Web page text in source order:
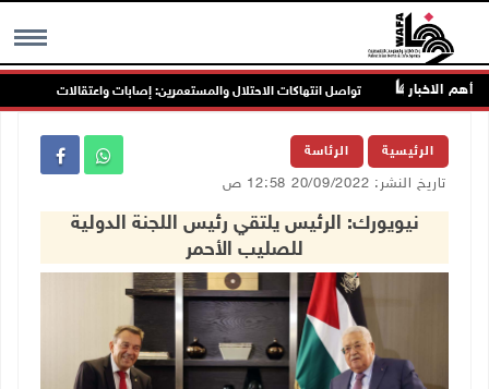
MENU أهم الاخبار تواصل انتهاكات الاحتلال والمستعمرين: إصابات واعتقالات واقتحامات
الرئيسية الرئاسة
تاريخ النشر: 20/09/2022 12:58 ص
نيويورك: الرئيس يلتقي رئيس اللجنة الدولية
للصليب الأحمر